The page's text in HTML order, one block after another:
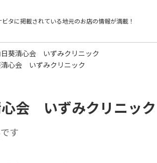
ビタに掲載されている地元のお店の情報が満載！
葵清心会 いずみクリニック
心会 いずみクリニック
会 いずみクリニック
す